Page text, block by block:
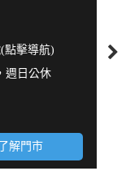
點擊導航)
週日公休
解門市